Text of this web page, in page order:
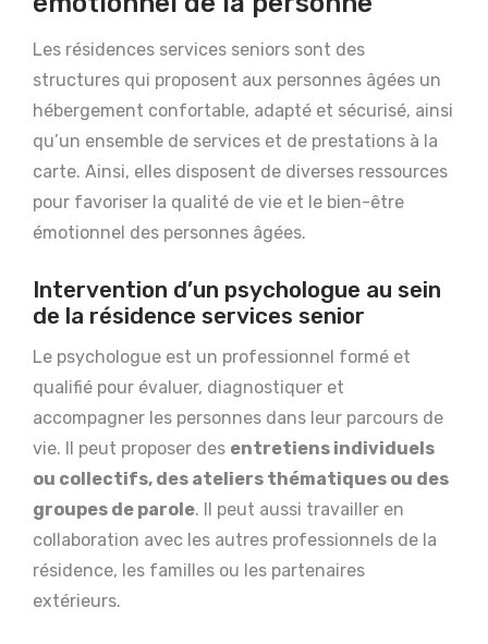
Les résidences services seniors sont des
structures qui proposent aux personnes âgées un
hébergement confortable, adapté et sécurisé, ainsi
qu’un ensemble de services et de prestations à la
carte. Ainsi, elles disposent de diverses ressources
pour favoriser la qualité de vie et le bien-être
émotionnel des personnes âgées.
Intervention d’un psychologue au sein
de la résidence services senior
Le psychologue est un professionnel formé et
qualifié pour évaluer, diagnostiquer et
accompagner les personnes dans leur parcours de
vie. Il peut proposer des entretiens individuels
ou collectifs, des ateliers thématiques ou des
groupes de parole. Il peut aussi travailler en
collaboration avec les autres professionnels de la
résidence, les familles ou les partenaires
extérieurs.